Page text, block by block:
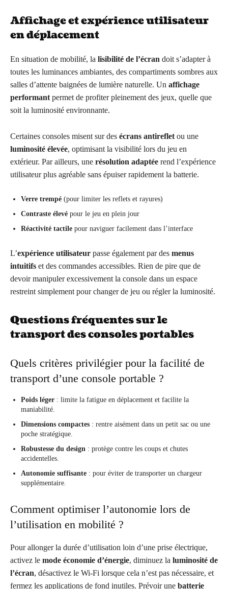
Affichage et expérience utilisateur
en déplacement
En situation de mobilité, la lisibilité de l’écran doit s’adapter à
toutes les luminances ambiantes, des compartiments sombres aux
salles d’attente baignées de lumière naturelle. Un affichage
performant permet de profiter pleinement des jeux, quelle que
soit la luminosité environnante.
Certaines consoles misent sur des écrans antireflet ou une
luminosité élevée, optimisant la visibilité lors du jeu en
extérieur. Par ailleurs, une résolution adaptée rend l’expérience
utilisateur plus agréable sans épuiser rapidement la batterie.
Verre trempé (pour limiter les reflets et rayures)
Contraste élevé pour le jeu en plein jour
Réactivité tactile pour naviguer facilement dans l’interface
L’expérience utilisateur passe également par des menus
intuitifs et des commandes accessibles. Rien de pire que de
devoir manipuler excessivement la console dans un espace
restreint simplement pour changer de jeu ou régler la luminosité.
Questions fréquentes sur le
transport des consoles portables
Quels critères privilégier pour la facilité de
transport d’une console portable ?
Poids léger : limite la fatigue en déplacement et facilite la
maniabilité.
Dimensions compactes : rentre aisément dans un petit sac ou une
poche stratégique.
Robustesse du design : protège contre les coups et chutes
accidentelles.
Autonomie suffisante : pour éviter de transporter un chargeur
supplémentaire.
Comment optimiser l’autonomie lors de
l’utilisation en mobilité ?
Pour allonger la durée d’utilisation loin d’une prise électrique,
activez le mode économie d’énergie, diminuez la luminosité de
l’écran, désactivez le Wi-Fi lorsque cela n’est pas nécessaire, et
fermez les applications de fond inutiles. Prévoir une batterie